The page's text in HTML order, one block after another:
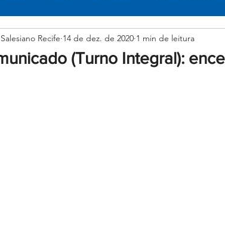
Ensino Médio Pastoral Esportes
(Turno Integral):
Salesiano Recife 14 de dez. de 2020 1 min de leitura